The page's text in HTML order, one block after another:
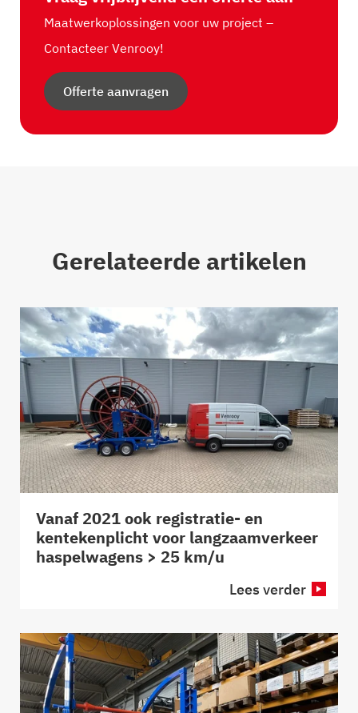
Maatwerkoplossingen voor uw project –
Contacteer Venrooy!
Offerte aanvragen
Gerelateerde artikelen
Vanaf 2021 ook registratie- en
kentekenplicht voor langzaamverkeer
haspelwagens > 25 km/u
Lees verder